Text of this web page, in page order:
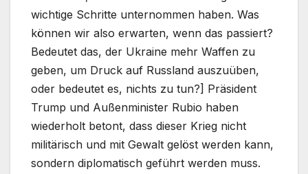
wichtige Schritte unternommen haben. Was
können wir also erwarten, wenn das passiert?
Bedeutet das, der Ukraine mehr Waffen zu
geben, um Druck auf Russland auszuüben,
oder bedeutet es, nichts zu tun?] Präsident
Trump und Außenminister Rubio haben
wiederholt betont, dass dieser Krieg nicht
militärisch und mit Gewalt gelöst werden kann,
sondern diplomatisch geführt werden muss.